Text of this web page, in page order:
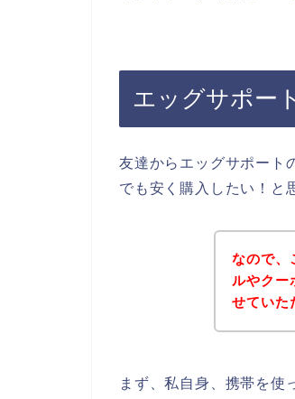
エッグサポー
友達からエッグサポート
でも安く購入したい！と
なので、
ルやクー
せていた
まず、私自身、携帯を使